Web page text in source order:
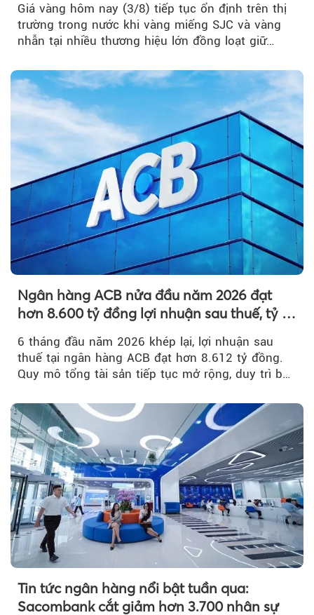
Giá vàng hôm nay (3/8) tiếp tục ổn định trên thị
trường trong nước khi vàng miếng SJC và vàng
nhẫn tại nhiều thương hiệu lớn đồng loạt giữ
Ngân hàng ACB nửa đầu năm 2026 đạt
hơn 8.600 tỷ đồng lợi nhuận sau thuế, tỷ lệ
nợ xấu thấp nhất ngành
6 tháng đầu năm 2026 khép lại, lợi nhuận sau
thuế tại ngân hàng ACB đạt hơn 8.612 tỷ đồng.
Quy mô tổng tài sản tiếp tục mở rộng, duy trì bộ
Tin tức ngân hàng nổi bật tuần qua:
Sacombank cắt giảm hơn 3.700 nhân sự